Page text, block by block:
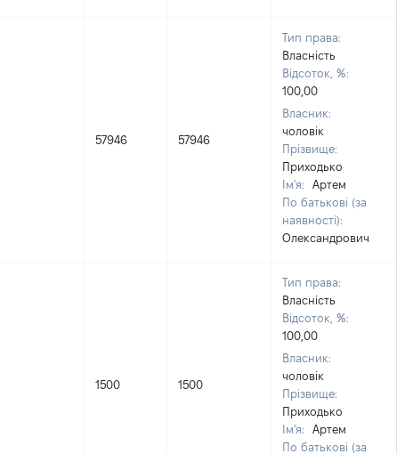
57946 57946
Тип права:
Власність
Відсоток, %:
100,00
Власник:
чоловік
Прізвище:
Приходько
Ім'я:
Артем
По батькові (за
наявності):
Олександрович
1500 1500
Тип права:
Власність
Відсоток, %:
100,00
Власник:
чоловік
Прізвище:
Приходько
Ім'я:
Артем
По батькові (за